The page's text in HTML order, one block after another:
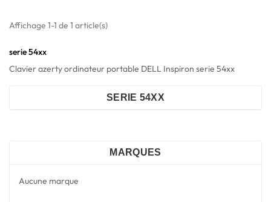
Affichage 1-1 de 1 article(s)
serie 54xx
Clavier azerty ordinateur portable DELL Inspiron serie 54xx
SERIE 54XX
MARQUES
Aucune marque